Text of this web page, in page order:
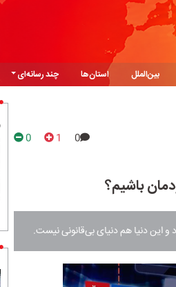
بین‌الملل استان‌ها
چند رسانه‌ای
0
1
0
باشیم؟
دنیا هم دنیای بی‌قانونی نیست.